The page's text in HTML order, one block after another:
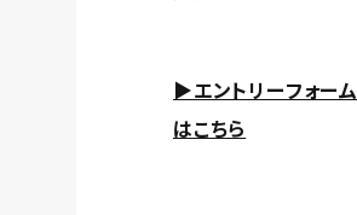
▶エントリーフォーム
はこちら